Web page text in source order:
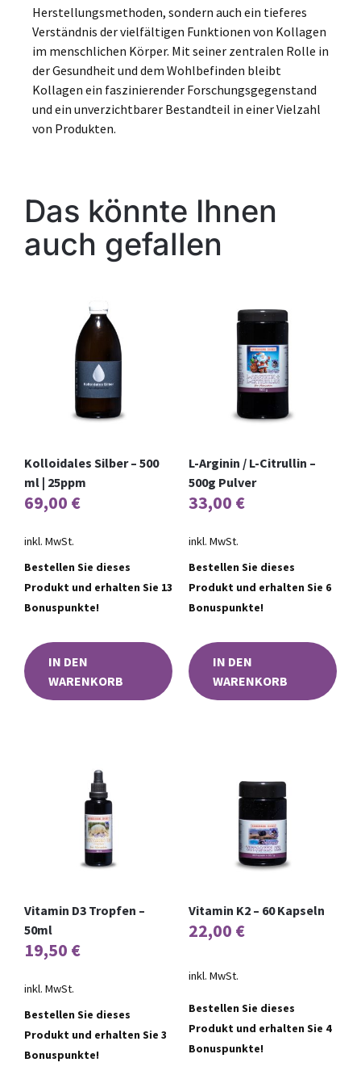
Herstellungsmethoden, sondern auch ein tieferes
Verständnis der vielfältigen Funktionen von Kollagen
im menschlichen Körper. Mit seiner zentralen Rolle in
der Gesundheit und dem Wohlbefinden bleibt
Kollagen ein faszinierender Forschungsgegenstand
und ein unverzichtbarer Bestandteil in einer Vielzahl
von Produkten.
Das könnte Ihnen
auch gefallen
Kolloidales Silber – 500
ml | 25ppm
69,00 €
inkl. MwSt.
Bestellen Sie dieses
Produkt und erhalten Sie 13
Bonuspunkte!
IN DEN
WARENKORB
L-Arginin / L-Citrullin –
500g Pulver
33,00 €
inkl. MwSt.
Bestellen Sie dieses
Produkt und erhalten Sie 6
Bonuspunkte!
IN DEN
WARENKORB
Vitamin D3 Tropfen –
50ml
19,50 €
inkl. MwSt.
Bestellen Sie dieses
Produkt und erhalten Sie 3
Bonuspunkte!
Vitamin K2 – 60 Kapseln
22,00 €
inkl. MwSt.
Bestellen Sie dieses
Produkt und erhalten Sie 4
Bonuspunkte!